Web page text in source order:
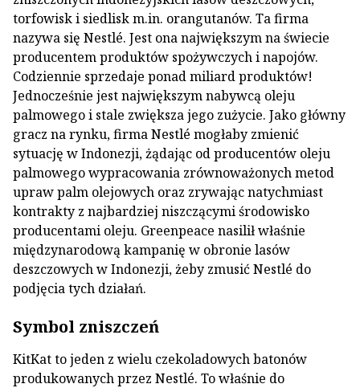
torfowisk i siedlisk m.in. orangutanów. Ta firma
nazywa się Nestlé. Jest ona największym na świecie
producentem produktów spożywczych i napojów.
Codziennie sprzedaje ponad miliard produktów!
Jednocześnie jest największym nabywcą oleju
palmowego i stale zwiększa jego zużycie. Jako główny
gracz na rynku, firma Nestlé mogłaby zmienić
sytuację w Indonezji, żądając od producentów oleju
palmowego wypracowania zrównoważonych metod
upraw palm olejowych oraz zrywając natychmiast
kontrakty z najbardziej niszczącymi środowisko
producentami oleju. Greenpeace nasilił właśnie
międzynarodową kampanię w obronie lasów
deszczowych w Indonezji, żeby zmusić Nestlé do
podjęcia tych działań.
Symbol zniszczeń
KitKat to jeden z wielu czekoladowych batonów
produkowanych przez Nestlé. To właśnie do